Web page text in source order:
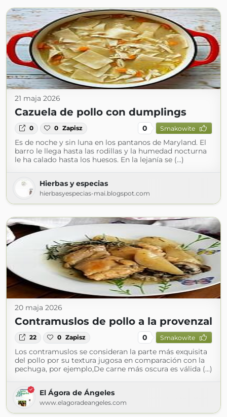
21 maja 2026
Cazuela de pollo con dumplings
0 0 Zapisz 0 Smakowite
Es de noche y sin luna en los pantanos de Maryland. El
barro le llega hasta las rodillas y la humedad nocturna
le ha calado hasta los huesos. En la lejanía se (...)
Hierbas y especias
hierbasyespecias-mai.blogspot.com
20 maja 2026
Contramuslos de pollo a la provenzal
22 0 Zapisz 0 Smakowite
Los contramuslos se consideran la parte más exquisita
del pollo por su textura jugosa en comparación con la
pechuga, por ejemplo,De carne más oscura es válida (...)
El Ágora de Ángeles
www.elagoradeangeles.com